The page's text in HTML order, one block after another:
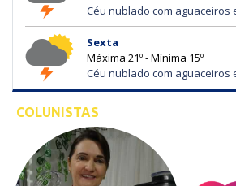
Céu nublado com aguaceiros
Sexta
Máxima 21º - Mínima 15º
Céu nublado com aguaceiros
COLUNISTAS